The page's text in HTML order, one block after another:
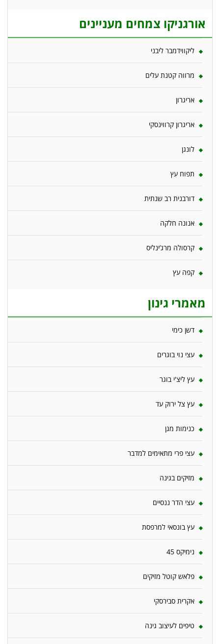
אורגניקו צמחים מעניינים
ליקווידמבר ליבני
מרווה קטנת עלים
אריגרון
אריגרון קרווינסקי
לונגן
תפוח עץ
דורבנית רב שנתית
אנונה חלקה
קרסולה מרג’ינליס
קפה עץ
מאמרי גינון
דשן כימי
עצי נוי בוגרים
עץ ליצ'י בוגר
עץ צל ירוק עד
כנימות מגן
עצי פרי מתאימים למדבר
מזיקים בגינה
עצי הדר ננסיים
עץ בונסאי למרפסת
נימיקס 45
פלאש קוטל מזיקים
אקרית סבירסקי
טיפים לעיצוב גינה